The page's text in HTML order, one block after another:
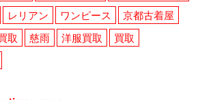
レリアン ワンピース
京都古着屋
取 慈雨 洋服買取
買取